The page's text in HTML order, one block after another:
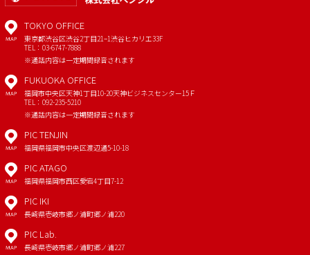
MAP
TOKYO OFFICE
東京都渋谷区渋谷2丁目21−1渋谷ヒカリエ33F
TEL：03-6747-7888
※通話内容は一定期間録音されます
MAP
FUKUOKA OFFICE
福岡市中央区天神1丁目10-20天神ビジネスセンター15Ｆ
TEL：092-235-5210
※通話内容は一定期間録音されます
MAP
PIC TENJIN
福岡県福岡市中央区渡辺通5-10-18
MAP
PIC ATAGO
福岡県福岡市西区愛宕4丁目7-12
MAP
PIC IKI
長崎県壱岐市郷ノ浦町郷ノ浦220
PIC Lab.
長崎県壱岐市郷ノ浦町郷ノ浦227